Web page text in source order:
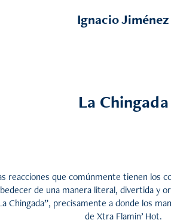
Ignacio Jiménez
La Chingada
reacciones que comúnmente tienen los
de una manera literal, divertida y
Chingada”, precisamente a donde los
de Xtra Flamin’ Hot.